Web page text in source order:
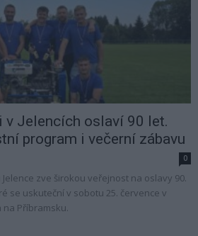
v Jelencích oslaví 90 let.
program i večerní zábavu
0
zve širokou veřejnost na oslavy 90.
se uskuteční v sobotu 25. července v
na Příbramsku.